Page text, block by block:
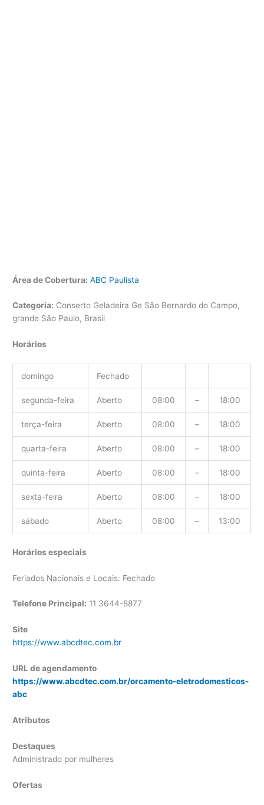
Área de Cobertura: ABC Paulista
Categoria: Conserto Geladeira Ge São Bernardo do Campo,
grande São Paulo, Brasil
Horários
domingo Fechado
segunda-feira Aberto 08:00 – 18:00
terça-feira Aberto 08:00 – 18:00
quarta-feira Aberto 08:00 – 18:00
quinta-feira Aberto 08:00 – 18:00
sexta-feira Aberto 08:00 – 18:00
sábado Aberto 08:00 – 13:00
Horários especiais
Feriados Nacionais e Locais: Fechado
Telefone Principal: 11 3644-8877
Site
https://www.abcdtec.com.br
URL de agendamento
https://www.abcdtec.com.br/orcamento-eletrodomesticos-
abc
Atributos
Destaques
Administrado por mulheres
Ofertas